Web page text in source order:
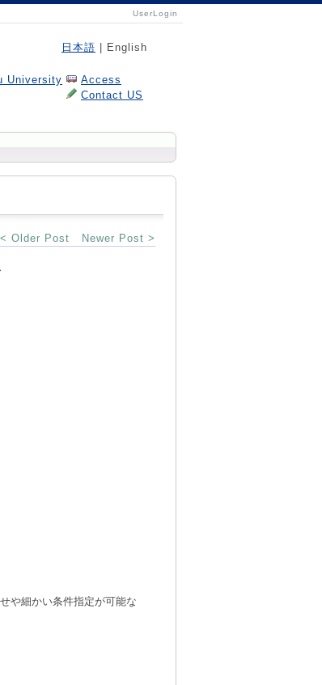
UserLogin
日本語 | English
University
Access
Contact US
< Older Post Newer Post >
や細かい条件指定が可能な